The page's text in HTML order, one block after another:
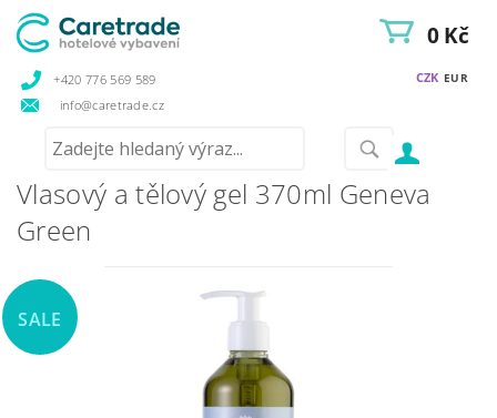
+420 776 569 589
info@caretrade.cz
CZK EUR
0 Kč
Vlasový a tělový gel 370ml Geneva
Green
SALE